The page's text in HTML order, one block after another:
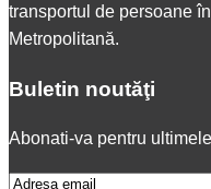
transportul de persoane
Metropolitană.
Buletin noutăţi
Abonati-va pentru